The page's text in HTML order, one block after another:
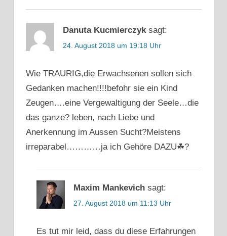
Danuta Kucmierczyk sagt:
24. August 2018 um 19:18 Uhr
Wie TRAURIG,die Erwachsenen sollen sich
Gedanken machen!!!!befohr sie ein Kind
Zeugen….eine Vergewaltigung der Seele…die
das ganze? leben, nach Liebe und
Anerkennung im Aussen Sucht?Meistens
irreparabel…………ja ich Gehöre DAZU☘?
Maxim Mankevich sagt:
27. August 2018 um 11:13 Uhr
Es tut mir leid, dass du diese Erfahrungen